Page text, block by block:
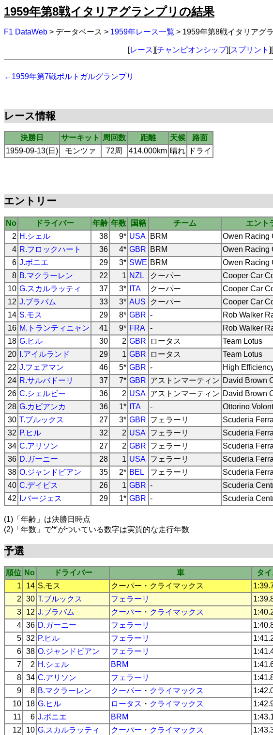
1959年第8戦イタリアグランプリの結果
F1 DataWeb > データベース > 1959年レース一覧 > 1959年第8戦イタリアグ
[レース][チャンピオンシップ][スプリント ][
←1959年第7戦ポルトガルグランプリ
レース情報
決勝日 サーキット 周回数 距離 天候
路面
1959-09-13(日)
モンツァ 72周 414.000km 晴れ ドライ
エントリー
No ドライバー 年齢 年数 国籍 チーム エント
2 H.シェル 38 9* USA BRM Owen Racing
4 R.フロックハート 36 4* GBR BRM Owen Racing
6 J.ボニエ 29 3* SWE BRM Owen Racing
8 B.マクラーレン 22 1 NZL クーパー Cooper Car
10 G.スカルラッティ 37 3* ITA クーパー Cooper Car
12 J.ブラバム 33 3* AUS クーパー Cooper Car
14 S.モス 29 8* GBR - Rob Walker
16 M.トランティニャン 41 9* FRA - Rob Walker
18 G.ヒル 30 2 GBR ロータス Team Lotus
20
I.アイルランド 29 1 GBR ロータス Team Lotus
22 J.フェアマン 46 5* GBR - High
24 R.サルバドーリ 37 7* GBR アストンマーティン David Brown
26 C.シェルビー 36 2 USA アストンマーティン David Brown
28 G.カビアンカ 36 1* ITA - Ottorino
30 T.ブルックス 27 3* GBR フェラーリ Scuderia
32 P.ヒル 32 2 USA フェラーリ Scuderia
34 C.アリソン 27 2 GBR フェラーリ Scuderia
36 D.ガーニー 28 1 USA フェラーリ Scuderia
38 O.ジャンドビアン 35 2* BEL フェラーリ Scuderia
40 C.デイビス 26 1 GBR - Scuderia
42
I.バージェス 29 1* GBR - Scuderia
(1)「年齢」は決勝日時点
(2)「年数」で'*'がついている数字は実質的な走行年数
予選
順位 No ドライバー 車 タ
1
14 S.モス クーパー ・ クライマックス
2
30 T.ブルックス フェラーリ
3
12 J.ブラバム クーパー ・ クライマックス
4 36 D.ガーニー フェラーリ
5 32 P.ヒル フェラーリ
6 38 O.ジャンドビアン フェラーリ
7
2 H.シェル BRM
8 34 C.アリソン フェラーリ
9
8 B.マクラーレン クーパー ・ クライマックス
10
18 G.ヒル ロータス ・ クライマックス
11
6 J.ボニエ BRM
12
10 G.スカルラッティ クーパー ・ クライマックス